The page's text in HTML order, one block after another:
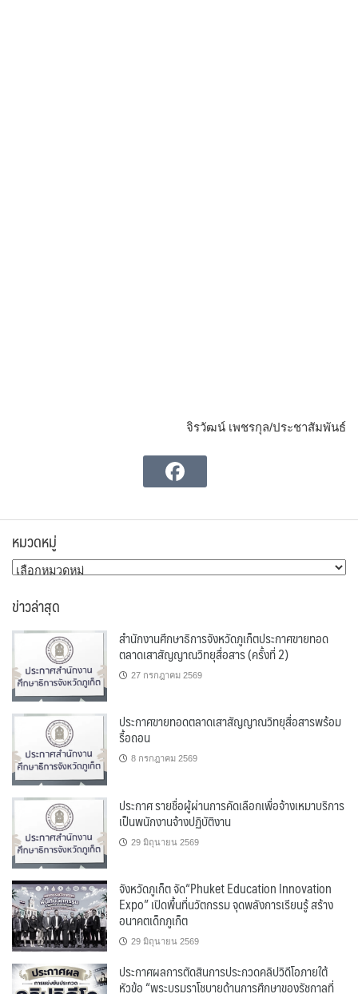
จิรวัฒน์ เพชรกุล/ประชาสัมพันธ์
หมวดหมู่
หมวด
ข่าวล่าสุด
สำนักงานศึกษาธิการจังหวัดภูเก็ตประกาศขายทอด
ตลาดเสาสัญญาณวิทยุสื่อสาร (ครั้งที่ 2)
27 กรกฎาคม 2569
ประกาศขายทอดตลาดเสาสัญญาณวิทยุสื่อสารพร้อม
รื้อถอน
8 กรกฎาคม 2569
ประกาศ รายชื่อผู้ผ่านการคัดเลือกเพื่อจ้างเหมาบริการ
เป็นพนักงานจ้างปฏิบัติงาน
29 มิถุนายน 2569
จังหวัดภูเก็ต จัด“Phuket Education Innovation
Expo” เปิดพื้นที่นวัตกรรม จุดพลังการเรียนรู้ สร้าง
อนาคตเด็กภูเก็ต
29 มิถุนายน 2569
ประกาศผลการตัดสินการประกวดคลิปวิดีโอภายใต้
หัวข้อ “พระบรมราโชบายด้านการศึกษาของรัชกาลที่